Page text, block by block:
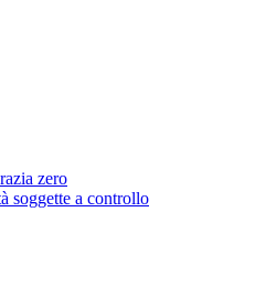
zero
soggette a controllo